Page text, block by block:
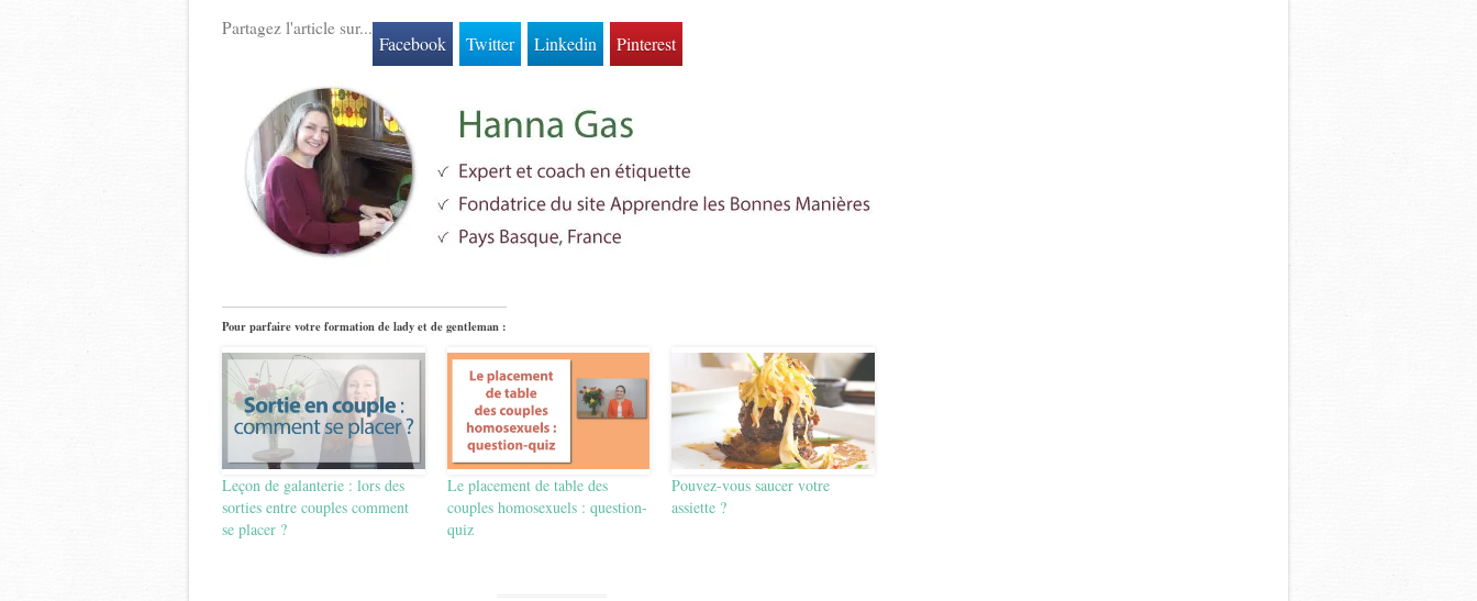
Partagez l'article sur...
Facebook Twitter Linkedin Pinterest
Pour parfaire votre formation de lady et de gentleman :
Leçon de galanterie : lors des
sorties entre couples comment
se placer ?
Le placement de table des
couples homosexuels : question-
quiz
Pouvez-vous saucer votre
assiette ?